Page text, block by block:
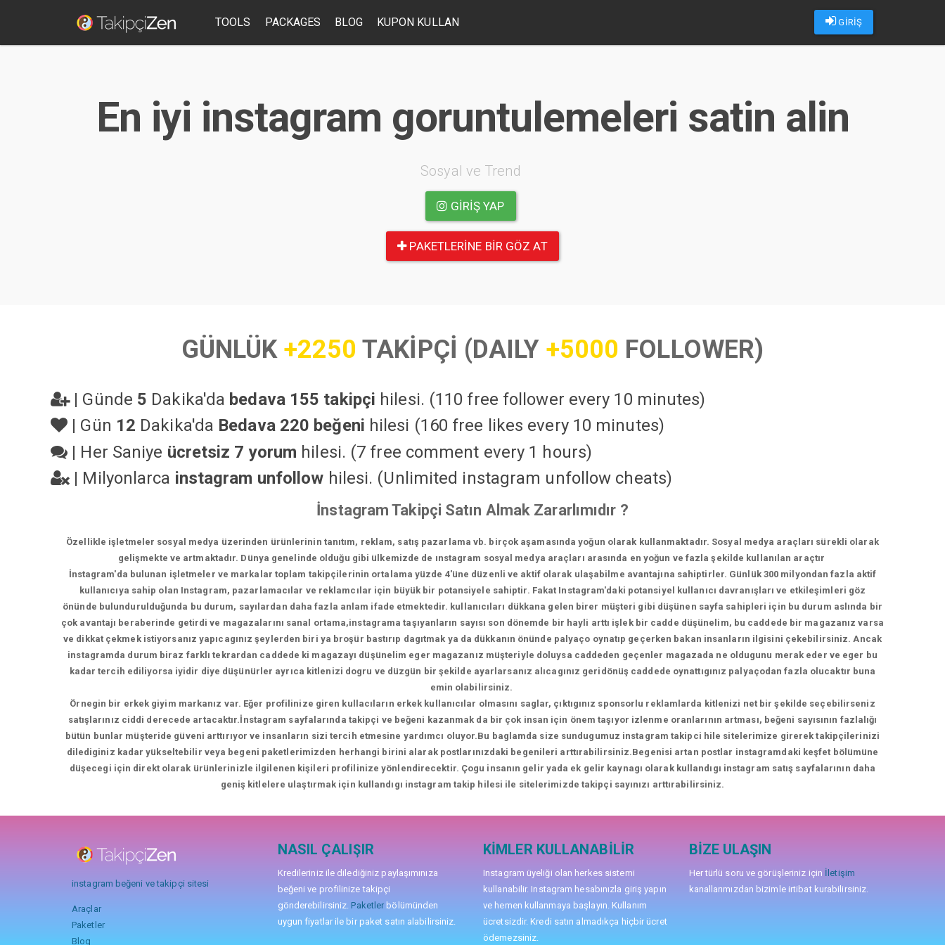
GİRİŞ
TOOLS PACKAGES BLOG KUPON KULLAN
En iyi instagram goruntulemeleri satin alin
Sosyal ve Trend
GIRIŞ YAP
PAKETLERINE BIR GÖZ AT
GÜNLÜK +2250 TAKİPÇİ (DAILY +5000 FOLLOWER)
| Günde 5 Dakika'da bedava 155 takipçi hilesi. (110 free follower every 10 minutes)
| Gün 12 Dakika'da Bedava 220 beğeni hilesi (160 free likes every 10 minutes)
| Her Saniye ücretsiz 7 yorum hilesi. (7 free comment every 1 hours)
| Milyonlarca instagram unfollow hilesi. (Unlimited instagram unfollow cheats)
İnstagram Takipçi Satın Almak Zararlımıdır ?
Özellikle işletmeler sosyal medya üzerinden ürünlerinin tanıtım, reklam, satış pazarlama vb. birçok aşamasında yoğun olarak kullanmaktadır. Sosyal medya araçları sürekli olarak
gelişmekte ve artmaktadır. Dünya genelinde olduğu gibi ülkemizde de ınstagram sosyal medya araçları arasında en yoğun ve fazla şekilde kullanılan araçtır
İnstagram'da bulunan işletmeler ve markalar toplam takipçilerinin ortalama yüzde 4'üne düzenli ve aktif olarak ulaşabilme avantajına sahiptirler. Günlük 300 milyondan fazla aktif
kullanıcıya sahip olan Instagram, pazarlamacılar ve reklamcılar için büyük bir potansiyele sahiptir. Fakat Instagram'daki potansiyel kullanıcı davranışları ve etkileşimleri göz
önünde bulundurulduğunda bu durum, sayılardan daha fazla anlam ifade etmektedir. kullanıcıları dükkana gelen birer müşteri gibi düşünen sayfa sahipleri için bu durum aslında bir
çok avantajı beraberinde getirdi ve magazalarını sanal ortama,instagrama taşıyanların sayısı son dönemde bir hayli arttı işlek bir cadde düşünelim, bu caddede bir magazanız varsa
ve dikkat çekmek istiyorsanız yapıcagınız şeylerden biri ya broşür bastırıp dagıtmak ya da dükkanın önünde palyaço oynatıp geçerken bakan insanların ilgisini çekebilirsiniz. Ancak
instagramda durum biraz farklı tekrardan caddede ki magazayı düşünelim eger magazanız müşteriyle doluysa caddeden geçenler magazada ne oldugunu merak eder ve eger bu
kadar tercih ediliyorsa iyidir diye düşünürler ayrıca kitlenizi dogru ve düzgün bir şekilde ayarlarsanız alıcagınız geridönüş caddede oynattıgınız palyaçodan fazla olucaktır buna
emin olabilirsiniz.
Örnegin bir erkek giyim markanız var. Eğer profilinize giren kullacıların erkek kullanıcılar olmasını saglar, çıktıgınız sponsorlu reklamlarda kitlenizi net bir şekilde seçebilirseniz
satışlarınız ciddi derecede artacaktır.İnstagram sayfalarında takipçi ve beğeni kazanmak da bir çok insan için önem taşıyor izlenme oranlarının artması, beğeni sayısının fazlalığı
bütün bunlar müşteride güveni arttırıyor ve insanların sizi tercih etmesine yardımcı oluyor.Bu baglamda size sundugumuz instagram takipci hile sitelerimize girerek takipçilerinizi
dilediginiz kadar yükseltebilir veya begeni paketlerimizden herhangi birini alarak postlarınızdaki begenileri arttırabilirsiniz.Begenisi artan postlar instagramdaki keşfet bölümüne
düşecegi için direkt olarak ürünlerinizle ilgilenen kişileri profilinize yönlendirecektir. Çogu insanın gelir yada ek gelir kaynagı olarak kullandıgı instagram satış sayfalarının daha
geniş kitlelere ulaştırmak için kullandıgı instagram takip hilesi ile sitelerimizde takipçi sayınızı arttırabilirsiniz.
instagram beğeni ve takipçi sitesi
Araçlar
Paketler
Blog
NASIL ÇALIŞIR
Kredileriniz ile dilediğiniz paylaşımınıza
beğeni ve profilinize takipçi
gönderebilirsiniz.Paketler bölümünden
uygun fiyatlar ile bir paket satın alabilirsiniz.
KIMLER KULLANABILIR
Instagram üyeliği olan herkes sistemi
kullanabilir. Instagram hesabınızla giriş yapın
ve hemen kullanmaya başlayın. Kullanım
ücretsizdir. Kredi satın almadıkça hiçbir ücret
ödemezsiniz.
BIZE ULAŞIN
Her türlü soru ve görüşleriniz için İletişim
kanallarımızdan bizimle irtibat kurabilirsiniz.